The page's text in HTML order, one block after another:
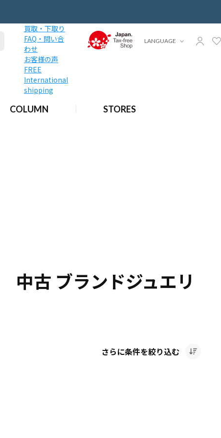
買取・下取り
FAQ・問い合
わせ
お客様の声
FREE
International
shipping
COLUMN STORES
LANGUAGE
古 ブランドジュエリ
さらに条件を絞り込む